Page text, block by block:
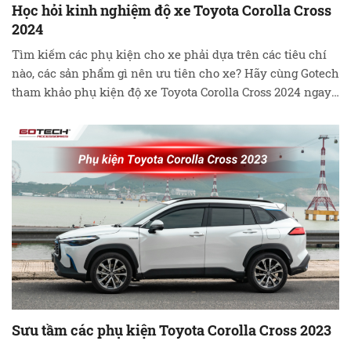
Học hỏi kinh nghiệm độ xe Toyota Corolla Cross
2024
Tìm kiếm các phụ kiện cho xe phải dựa trên các tiêu chí
nào, các sản phẩm gì nên ưu tiên cho xe? Hãy cùng Gotech
tham khảo phụ kiện độ xe Toyota Corolla Cross 2024 ngay
Corolla Cross 2024 đã chính thức có …Đọc tiếp
Sưu tầm các phụ kiện Toyota Corolla Cross 2023